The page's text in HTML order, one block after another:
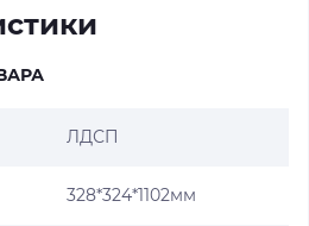
ЛДСП
328*324*1102мм